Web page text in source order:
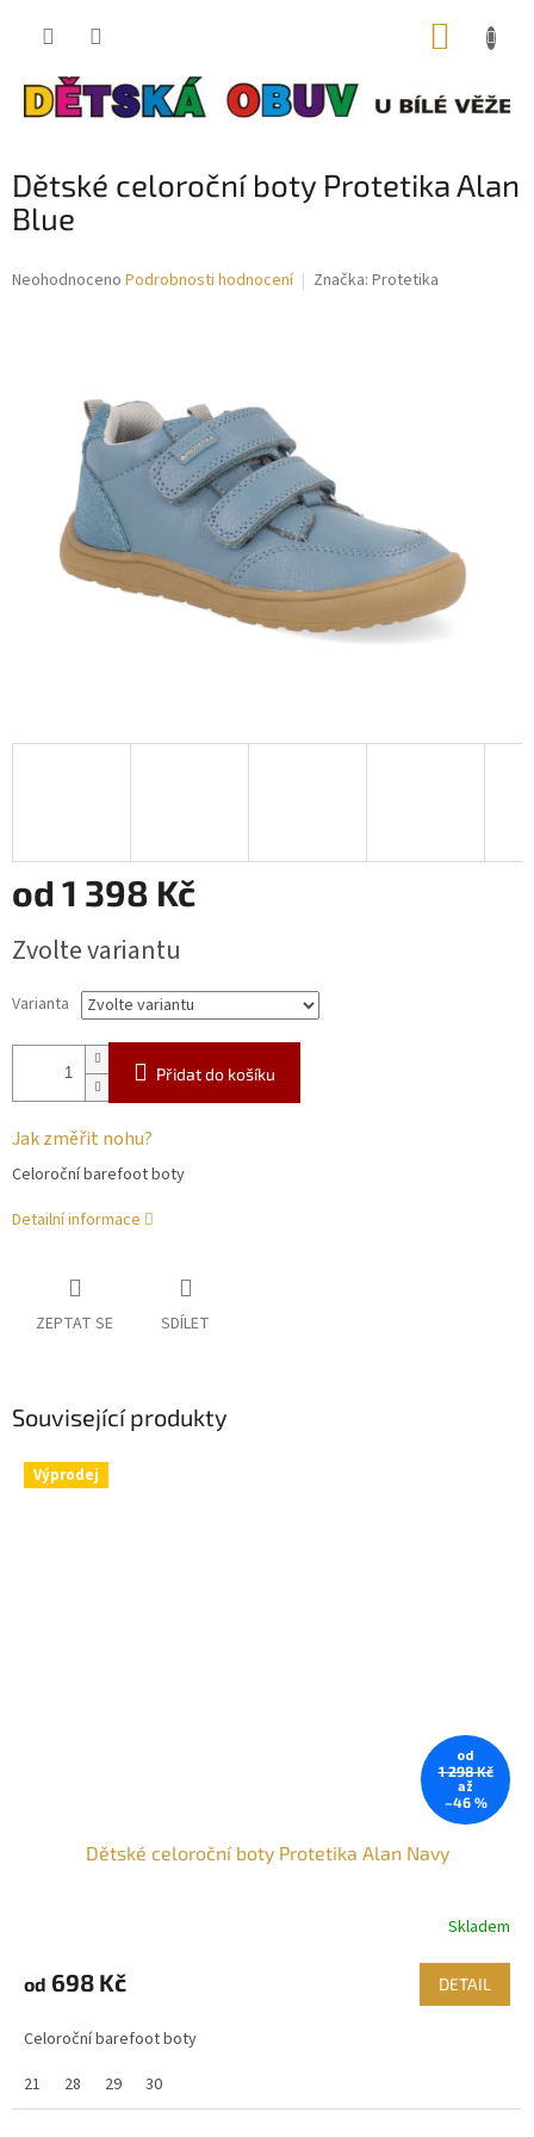
Dětské celoroční boty Protetika Alan
Blue
Průměrné
hvězdiček.
Neohodnoceno Podrobnosti hodnocení Značka: Protetika
od 1 398 Kč
cena:
Zvolte variantu
Varianta
Přidat do košíku
Jak změřit nohu?
Celoroční barefoot boty
Detailní informace
ZEPTAT SE SDÍLET
Související produkty
Výprodej
od
1 298 Kč
až
–46 %
Dětské celoroční boty Protetika Alan Navy
Skladem
od 698 Kč DETAIL
Celoroční barefoot boty
21
28 29 30